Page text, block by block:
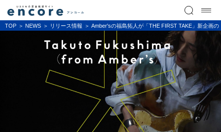
TOP NEWS リリース情報 Amber'sの福島拓人が「THE FIRST TAKE」新企画